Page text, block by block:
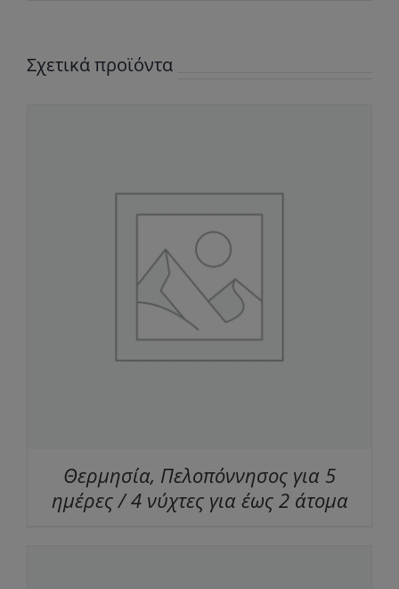
Σχετικά προϊόντα
Θερμησία, Πελοπόννησος για 5
ημέρες / 4 νύχτες για έως 2 άτομα